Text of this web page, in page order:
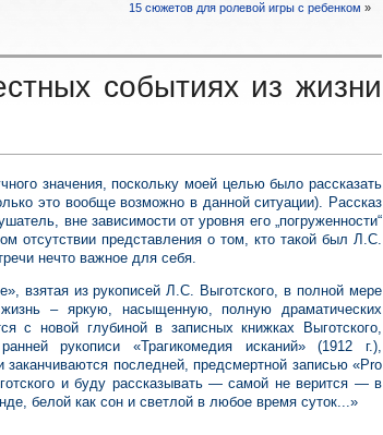
15 сюжетов для ролевой игры с ребенком »
событиях из жизни
значения, поскольку моей целью было рассказать
это вообще возможно в данной ситуации). Рассказ
вне зависимости от уровня его „погруженности“
отсутствии представления о том, кто такой был Л.С.
нечто важное для себя.
взятая из рукописей Л.С. Выготского, в полной мере
жизнь – яркую, насыщенную, полную драматических
с новой глубиной в записных книжках Выготского,
рукописи «Трагикомедия исканий» (1912 г.),
заканчиваются последней, предсмертной записью «Pro
и буду рассказывать — самой не верится — в
белой как сон и светлой в любое время суток...»